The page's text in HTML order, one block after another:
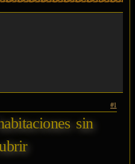
#1
sin